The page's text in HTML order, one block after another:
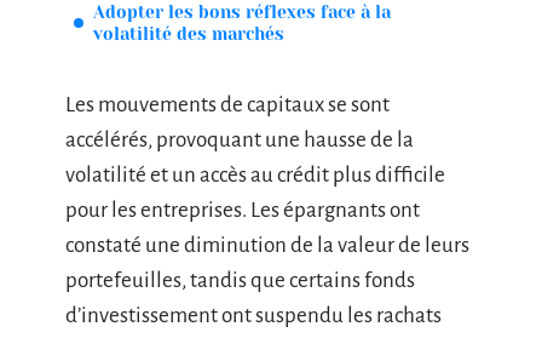
Adopter les bons réflexes face à la
volatilité des marchés
Les mouvements de capitaux se sont
accélérés, provoquant une hausse de la
volatilité et un accès au crédit plus difficile
pour les entreprises. Les épargnants ont
constaté une diminution de la valeur de leurs
portefeuilles, tandis que certains fonds
d’investissement ont suspendu les rachats